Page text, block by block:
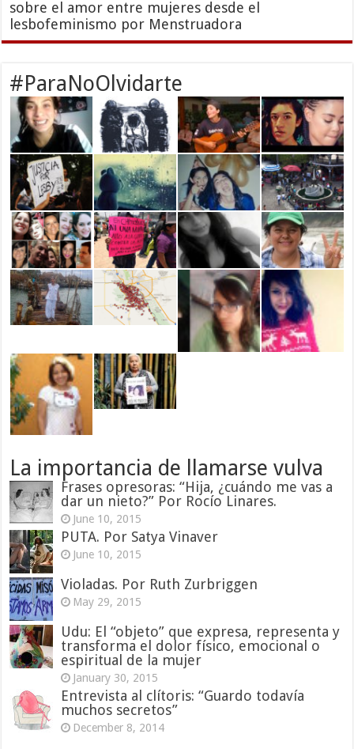
sobre el amor entre mujeres desde el
lesbofeminismo por Menstruadora
#ParaNoOlvidarte
La importancia de llamarse vulva
Frases opresoras: “Hija, ¿cuándo me vas a
dar un nieto?” Por Rocío Linares.
June 10, 2015
PUTA. Por Satya Vinaver
June 10, 2015
Violadas. Por Ruth Zurbriggen
May 29, 2015
Udu: El “objeto” que expresa, representa y
transforma el dolor físico, emocional o
espiritual de la mujer
January 30, 2015
Entrevista al clítoris: “Guardo todavía
muchos secretos”
December 8, 2014